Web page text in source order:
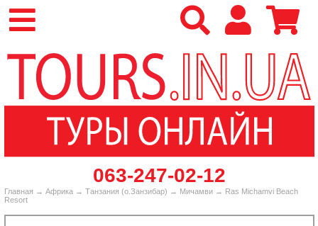
‎063-247-02-12
Главная → Африка→ Танзания (о.Занзибар) → Мичамви→ Ras Michamvi Beach
Resort